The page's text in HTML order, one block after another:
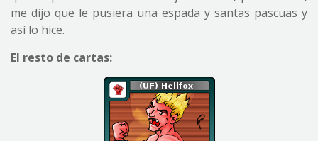
me dijo que le pusiera una espada y santas pascuas y
así lo hice.
El resto de cartas: